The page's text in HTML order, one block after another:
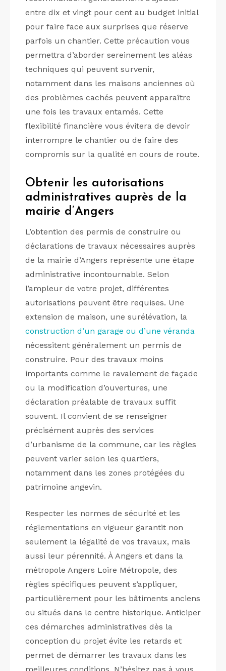
entre dix et vingt pour cent au budget initial
pour faire face aux surprises que réserve
parfois un chantier. Cette précaution vous
permettra d’aborder sereinement les aléas
techniques qui peuvent survenir,
notamment dans les maisons anciennes où
des problèmes cachés peuvent apparaître
une fois les travaux entamés. Cette
flexibilité financière vous évitera de devoir
interrompre le chantier ou de faire des
compromis sur la qualité en cours de route.
Obtenir les autorisations
administratives auprès de la
mairie d’Angers
L’obtention des permis de construire ou
déclarations de travaux nécessaires auprès
de la mairie d’Angers représente une étape
administrative incontournable. Selon
l’ampleur de votre projet, différentes
autorisations peuvent être requises. Une
extension de maison, une surélévation, la
construction d’un garage ou d’une véranda
nécessitent généralement un permis de
construire. Pour des travaux moins
importants comme le ravalement de façade
ou la modification d’ouvertures, une
déclaration préalable de travaux suffit
souvent. Il convient de se renseigner
précisément auprès des services
d’urbanisme de la commune, car les règles
peuvent varier selon les quartiers,
notamment dans les zones protégées du
patrimoine angevin.
Respecter les normes de sécurité et les
réglementations en vigueur garantit non
seulement la légalité de vos travaux, mais
aussi leur pérennité. À Angers et dans la
métropole Angers Loire Métropole, des
règles spécifiques peuvent s’appliquer,
particulièrement pour les bâtiments anciens
ou situés dans le centre historique. Anticiper
ces démarches administratives dès la
conception du projet évite les retards et
permet de démarrer les travaux dans les